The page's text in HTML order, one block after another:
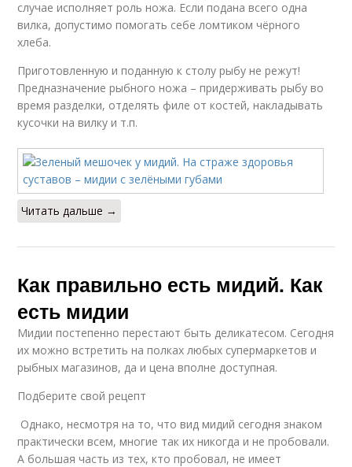
случае исполняет роль ножа. Если подана всего одна
вилка, допустимо помогать себе ломтиком чёрного
хлеба.
Приготовленную и поданную к столу рыбу не режут!
Предназначение рыбного ножа – придерживать рыбу во
время разделки, отделять филе от костей, накладывать
кусочки на вилку и т.п.
Читать дальше →
Как правильно есть мидий. Как
есть мидии
Мидии постепенно перестают быть деликатесом. Сегодня
их можно встретить на полках любых супермаркетов и
рыбных магазинов, да и цена вполне доступная.
Подберите свой рецепт
Однако, несмотря на то, что вид мидий сегодня знаком
практически всем, многие так их никогда и не пробовали.
А большая часть из тех, кто пробовал, не имеет